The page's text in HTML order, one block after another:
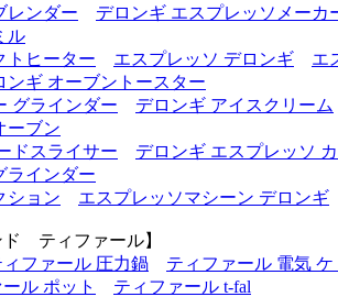
レンダー
デロンギ エスプレッソメーカ
ル
トヒーター
エスプレッソ デロンギ
エ
ンギ オーブントースター
グラインダー
デロンギ アイスクリーム
ーブン
ドスライサー
デロンギ エスプレッソ
ラインダー
ション
エスプレッソマシーン デロンギ
ド ティファール】
ィファール 圧力鍋
ティファール 電気 ケ
ル ポット
ティファール t-fal